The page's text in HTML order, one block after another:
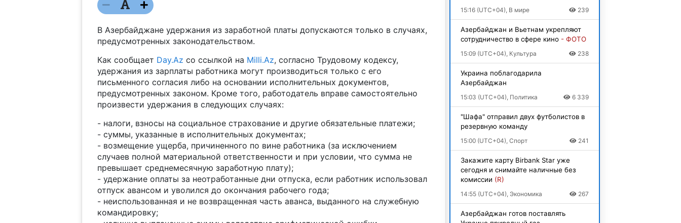
В Азербайджане удержания из заработной платы допускаются только в случаях,
предусмотренных законодательством.
Как сообщает Day.Az со ссылкой на Milli.Az, согласно Трудовому кодексу,
удержания из зарплаты работника могут производиться только с его
письменного согласия либо на основании исполнительных документов,
предусмотренных законом. Кроме того, работодатель вправе самостоятельно
произвести удержания в следующих случаях:
- налоги, взносы на социальное страхование и другие обязательные платежи;
- суммы, указанные в исполнительных документах;
- возмещение ущерба, причиненного по вине работника (за исключением
случаев полной материальной ответственности и при условии, что сумма не
превышает среднемесячную заработную плату);
- удержание оплаты за неотработанные дни отпуска, если работник использовал
отпуск авансом и уволился до окончания рабочего года;
- неиспользованная и не возвращенная часть аванса, выданного на служебную
командировку;
15:16 (UTC+04), В мире 239
Азербайджан и Вьетнам укрепляют
сотрудничество в сфере кино - ФОТО
15:09 (UTC+04), Культура 238
Украина поблагодарила
Азербайджан
15:03 (UTC+04), Политика 6 339
"Шафа" отправил двух футболистов в
резервную команду
15:00 (UTC+04), Спорт 241
Закажите карту Birbank Star уже
сегодня и снимайте наличные без
комиссии (R)
14:55 (UTC+04), Экономика 267
Азербайджан готов поставлять